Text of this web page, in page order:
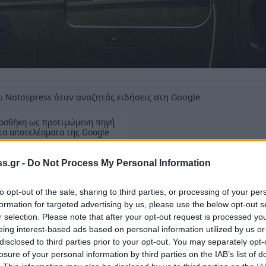
- Do Not Process My Personal Information
opt-out of the sale, sharing to third parties, or processing of your
for targeted advertising by us, please use the below opt-out
selection. Please note that after your opt-out request is processed
interest-based ads based on personal information utilized by us
to third parties prior to your opt-out. You may separately
of your personal information by third parties on the IAB’s list of
όταν αναζητάς ειδήσεις στη Google
ως προτιμώμενη πηγή
αποτελέσματα της Google
στην περιοχή του Γηροκομείου
λίγο απαγχωνισμένος στηνΠάτρα,στην
ενημερωθεί ηαστυνομία, η οποία